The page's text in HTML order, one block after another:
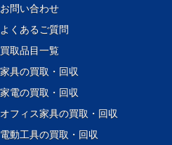
お問い合わせ
よくあるご質問
買取品目一覧
家具の買取・回収
家電の買取・回収
オフィス家具の買取・回収
電動工具の買取・回収